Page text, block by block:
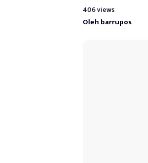
406 views
Oleh barrupos